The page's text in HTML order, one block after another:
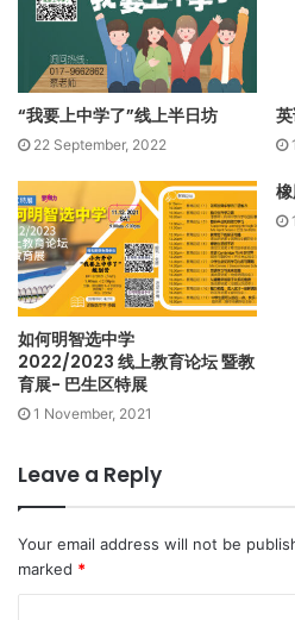
“我要上中学了”线上半日坊
22 September, 2022
如何明智选中学
2022/2023 线上教育论坛 暨教
育展- 巴生区特展
1 November, 2021
Leave a Reply
Your email address will not be
marked *